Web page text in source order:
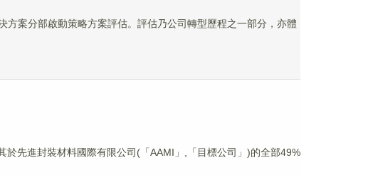
方案分部啟動策略方案評估。評估乃公司轉型歷程之一部分，亦體
於先進封裝材料國際有限公司(「AAMI」,「目標公司」)的全部49%